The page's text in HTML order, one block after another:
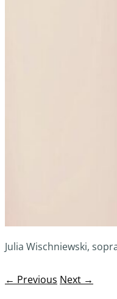
Julia Wischniewski,
← Previous Next →